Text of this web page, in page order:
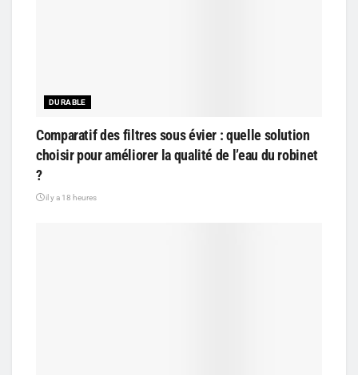
DURABLE
Comparatif des filtres sous évier : quelle solution
choisir pour améliorer la qualité de l’eau du robinet
?
il y a 18 heures